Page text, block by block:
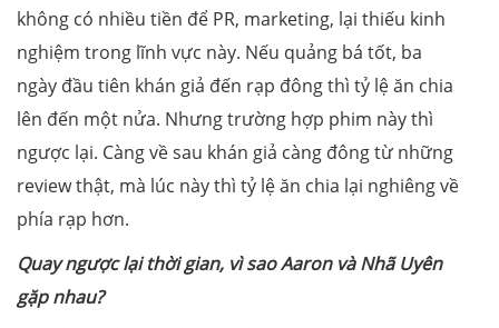
không có nhiều tiền để PR, marketing, lại thiếu kinh
nghiệm trong lĩnh vực này. Nếu quảng bá tốt, ba
ngày đầu tiên khán giả đến rạp đông thì tỷ lệ ăn chia
lên đến một nửa. Nhưng trường hợp phim này thì
ngược lại. Càng về sau khán giả càng đông từ những
review thật, mà lúc này thì tỷ lệ ăn chia lại nghiêng về
phía rạp hơn.
Quay ngược lại thời gian, vì sao Aaron và Nhã Uyên
gặp nhau?